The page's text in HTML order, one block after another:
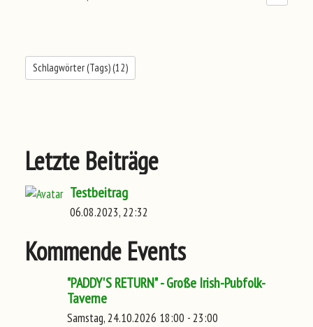
Schlagwörter (Tags) (12)
Letzte Beiträge
Testbeitrag
06.08.2023, 22:32
Kommende Events
"PADDY'S RETURN" - Große Irish-Pubfolk-
Taverne
Samstag, 24.10.2026 18:00 - 23:00